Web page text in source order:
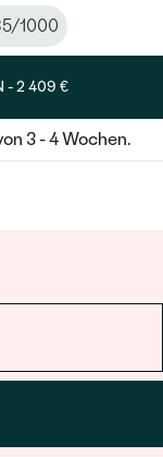
1000
-2 409 €
3 - 4 Wochen.